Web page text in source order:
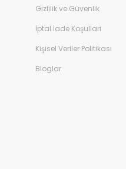
Gizlilik ve Güvenlik
İptal İade Koşullari
Kişisel Veriler Politikası
Bloglar